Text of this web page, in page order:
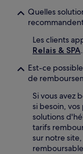
Quelles
Les clients
Relais & SPA.
Est-ce
de
Si vous avez
si besoin,
solutions
tarifs
sur notre